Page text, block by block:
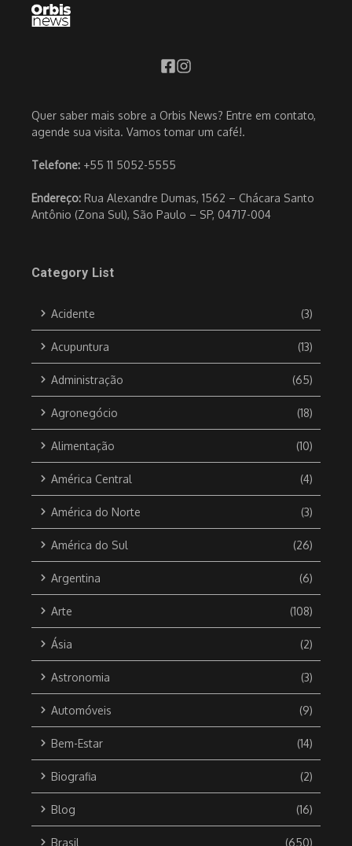
Quer saber mais sobre a Orbis News? Entre em contato,
agende sua visita. Vamos tomar um café!.
Telefone: +55 11 5052-5555
Endereço: Rua Alexandre Dumas, 1562 – Chácara Santo
Antônio (Zona Sul), São Paulo – SP, 04717-004
Category List
Acidente (3)
Acupuntura (13)
Administração (65)
Agronegócio (18)
Alimentação (10)
América Central (4)
América do Norte (3)
América do Sul (26)
Argentina (6)
Arte (108)
Ásia (2)
Astronomia (3)
Automóveis (9)
Bem-Estar (14)
Biografia (2)
Blog (16)
Brasil (650)